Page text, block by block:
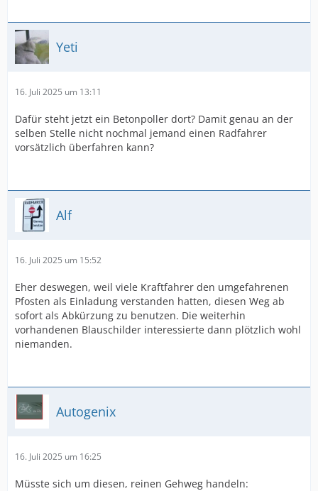
Yeti
16. Juli 2025 um 13:11
Dafür steht jetzt ein Betonpoller dort? Damit genau an der
selben Stelle nicht nochmal jemand einen Radfahrer
vorsätzlich überfahren kann?
Alf
16. Juli 2025 um 15:52
Eher deswegen, weil viele Kraftfahrer den umgefahrenen
Pfosten als Einladung verstanden hatten, diesen Weg ab
sofort als Abkürzung zu benutzen. Die weiterhin
vorhandenen Blauschilder interessierte dann plötzlich wohl
niemanden.
Autogenix
16. Juli 2025 um 16:25
Müsste sich um diesen, reinen Gehweg handeln: